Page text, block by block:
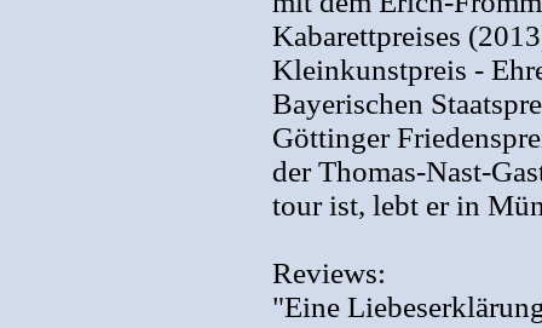
Kabarettpreises
Kleinkunstpreis -
Bayerischen
Göttinger
der Thomas-Nast-
tour ist, lebt er in
Reviews:
"Eine